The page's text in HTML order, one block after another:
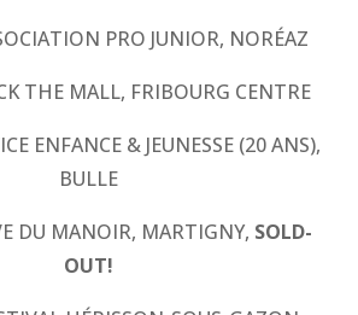
PRO JUNIOR, NORÉAZ
THE MALL, FRIBOURG CENTRE
ENFANCE & JEUNESSE (20 ANS),
BULLE
DU MANOIR, MARTIGNY, SOLD-
OUT!